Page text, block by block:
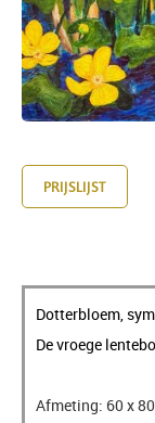
PRIJSLIJST
Dotterbloem,
De vroege
Afmeting: 60 x